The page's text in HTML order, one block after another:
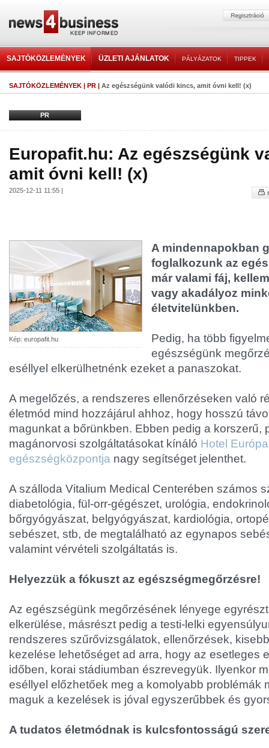
SAJTÓKÖZLEMÉNYEK ÜZLETI AJÁNLATOK PÁLYÁZATOK TIPPEK
SAJTÓKÖZLEMÉNYEK | PR | Az egészségünk valódi kincs, amit óvni kell! (x)
PR
Europafit.hu: Az egészségünk
amit óvni kell! (x)
2025-12-11 11:55 |
Kép: europafit.hu
A mindennapokban
foglalkozunk az
már valami fáj,
vagy akadályoz
életvitelünkben.
Pedig, ha több
egészségünk
eséllyel elkerülhetnénk ezeket a panaszokat.
A megelőzés, a rendszeres ellenőrzéseken való
életmód mind hozzájárul ahhoz, hogy hosszú
magunkat a bőrünkben. Ebben pedig a korszerű,
magánorvosi szolgáltatásokat kínáló Hotel
egészségközpontja nagy segítséget jelenthet.
A szálloda Vitalium Medical Centerében számos
diabetológia, fül-orr-gégészet, urológia,
bőrgyógyászat, belgyógyászat, kardiológia,
sebészet, stb, de megtalálható az egynapos
valamint vérvételi szolgáltatás is.
Helyezzük a fókuszt az egészségmegőrzésre!
Az egészségünk megőrzésének lényege
elkerülése, másrészt pedig a testi-lelki
rendszeres szűrővizsgálatok, ellenőrzések,
kezelése lehetőséget ad arra, hogy az esetleges
időben, korai stádiumban észrevegyük. Ilyenkor
eséllyel előzhetőek meg a komolyabb problémák
maguk a kezelések is jóval egyszerűbbek és
A tudatos életmódnak is kulcsfontosságú